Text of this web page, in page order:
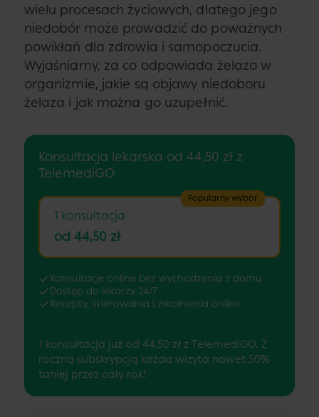
wielu procesach życiowych, dlatego jego
niedobór może prowadzić do poważnych
powikłań dla zdrowia i samopoczucia.
Wyjaśniamy, za co odpowiada żelazo w
organizmie, jakie są objawy niedoboru
żelaza i jak można go uzupełnić.
Konsultacja lekarska od 44,50 zł z
TelemediGO
Popularny wybór
1 konsultacja
od 44,50 zł
Konsultacje online bez wychodzenia z domu
Dostęp do lekarzy 24/7
Recepty, skierowania i zwolnienia online
1 konsultacja już od 44,50 zł z TelemediGO. Z
roczną subskrypcją każda wizyta nawet 50%
taniej przez cały rok!